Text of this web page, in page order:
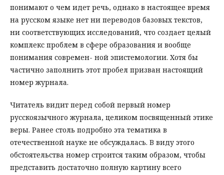
понимают о чем идет речь, однако в настоящее время
на русском языке нет ни переводов базовых текстов,
ни соответствующих исследований, что создает целый
комплекс проблем в сфере образования и вообще
понимания современ- ной эпистемологии. Хотя бы
частично заполнить этот пробел призван настоящий
номер журнала.
Читатель видит перед собой первый номер
русскоязычного журнала, целиком посвященный этике
веры. Ранее столь подробно эта тематика в
отечественной науке не обсуждалась. В виду этого
обстоятельства номер строится таким образом, чтобы
представить достаточно полную картину всего